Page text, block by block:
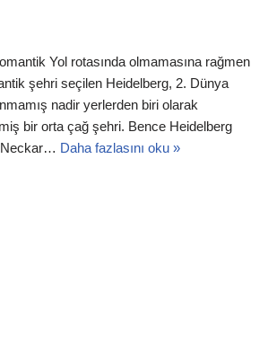
Yol rotasında olmamasına rağmen
şehri seçilen Heidelberg, 2. Dünya
nadir yerlerden biri olarak
bir orta çağ şehri. Bence Heidelberg
Neckar… Daha fazlasını oku »